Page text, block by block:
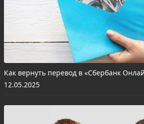
Как вернуть перевод в «Сбербанк
12.05.2025